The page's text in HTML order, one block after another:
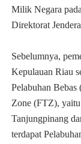
Milik Negara
Direktorat
Sebelumnya,
Kepulauan Riau
Pelabuhan
Zone (FTZ),
Tanjungpinang
terdapat